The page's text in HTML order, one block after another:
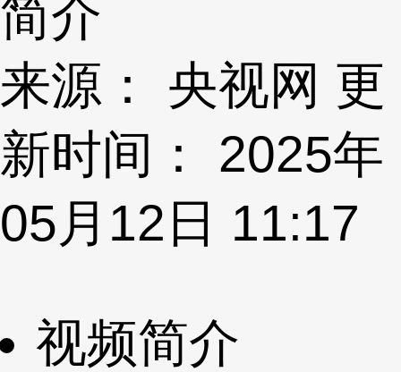
简介
来源： 央视网 更
新时间： 2025年
05月12日 11:17
视频简介